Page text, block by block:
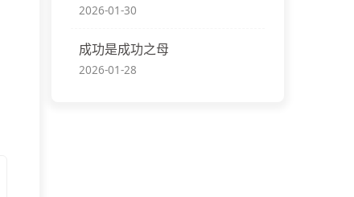
2026-01-30
成功是成功之母
2026-01-28